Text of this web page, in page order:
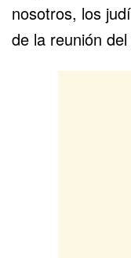
nosotros, los
de la reunión